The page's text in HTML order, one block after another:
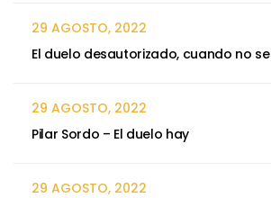
29 AGOSTO, 2022
El duelo desautorizado, cuando no se
29 AGOSTO, 2022
Pilar Sordo – El duelo hay
29 AGOSTO, 2022